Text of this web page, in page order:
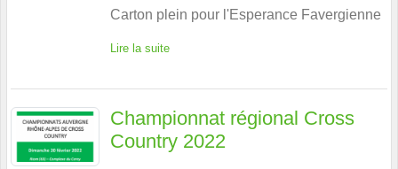
Carton plein pour l'Esperance Favergienne
Lire la suite
Championnat régional Cross
Country 2022